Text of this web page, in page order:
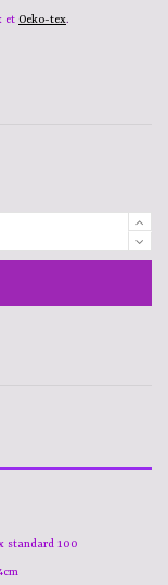
et Oeko-tex.
standard 100